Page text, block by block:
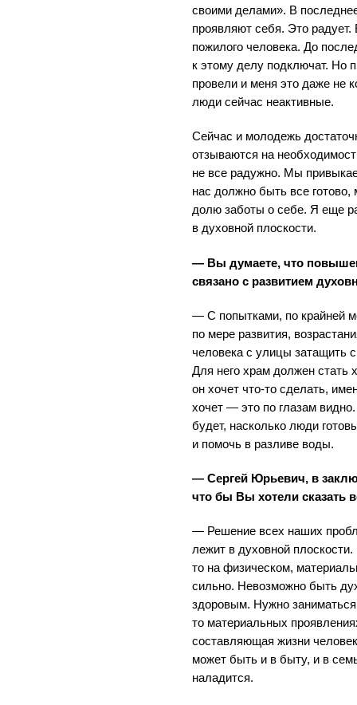
своими делами». В
проявляют себя. Это
пожилого человека. До
к этому делу подключат. Но
провели и меня это даже не
люди сейчас неактивные.
Сейчас и молодежь
отзываются на
не все радужно. Мы
нас должно быть все
долю заботы о себе. Я еще
в духовной плоскости.
— Вы думаете, что
связано с развитием
— С попытками, по крайней
по мере развития,
человека с улицы затащить
Для него храм должен стать
он хочет что-то сделать,
хочет — это по глазам
будет, насколько люди
и помочь в разливе воды.
— Сергей Юрьевич, в
что бы Вы хотели сказать
— Решение всех наших
лежит в духовной
то на физическом,
сильно. Невозможно быть
здоровым. Нужно
то материальных
составляющая жизни
может быть и в быту, и в
наладится.